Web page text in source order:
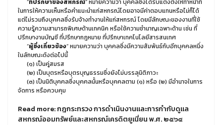
“ที่ปรึกษาของสหกรณ์” หมายความว่า บุคคลซึ่งได้รับแต่งตั้งให้ทำหน้าที่
ในการให้ความเห็นหรือคำแนะนำแก่สหกรณ์โดยอาจมีค่าตอบแทนหรือไม่ก็ได้
แต่ไม่รวมถึงบุคคลซึ่งรับจ้างทำงานให้แก่สหกรณ์ โดยมีลักษณะของงานที่ใช้
ความรู้ความสามารถพิเศษด้านเทคนิค หรือใช้ความชำนาญเฉพาะด้าน เช่น ที่
ปรึกษางานบัญชี ที่ปรึกษากฎหมาย ที่ปรึกษาเทคโนโลยีสารสนเทศ
“ผู้ซึ่งเกี่ยวข้อง” หมายความว่า บุคคลซึ่งมีความสัมพันธ์กับอีกบุคคลหนึ่ง
ในลักษณะดังต่อไปนี้
(๑) เป็นคู่สมรส
(๒) เป็นบุตรหรือบุตรบุญธรรมซึ่งยังไม่บรรลุนิติภาวะ
(๓) เป็นนิติบุคคลซึ่งบุคคลนั้นหรือบุคคลตาม (๑) หรือ (๒) มีอำนาจในการ
จัดการ หรือควบคุม
Read more: กฎกระทรวง การดำเนินงานและการกำกับดูแล
สหกรณ์ออมทรัพย์และสหกรณ์เครดิตยูเนี่ยน พ.ศ. ๒๕๖๔